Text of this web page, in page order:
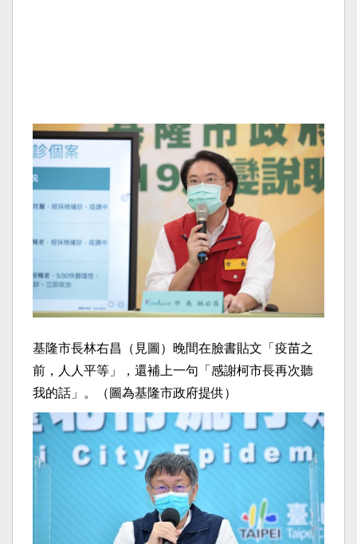
基隆市長林右昌（見圖）晚間在臉書貼文「疫苗之
前，人人平等」，還補上一句「感謝柯市長再次聽
我的話」。（圖為基隆市政府提供）